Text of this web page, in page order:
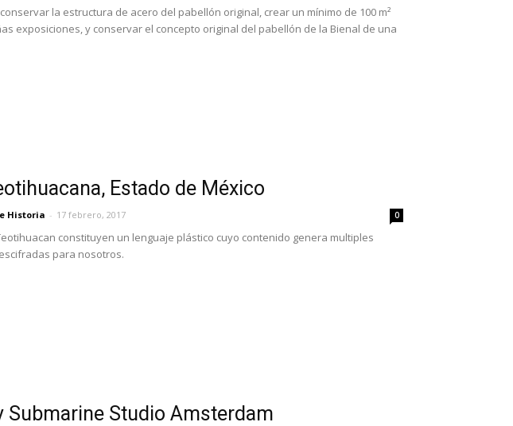
la estructura de acero del pabellón original, crear un mínimo de 100 m²
exposiciones, y conservar el concepto original del pabellón de la Bienal de una
Estado de México
Historia - 17 febrero, 2017 0
constituyen un lenguaje plástico cuyo contenido genera multiples
para nosotros.
Submarine Studio Amsterdam